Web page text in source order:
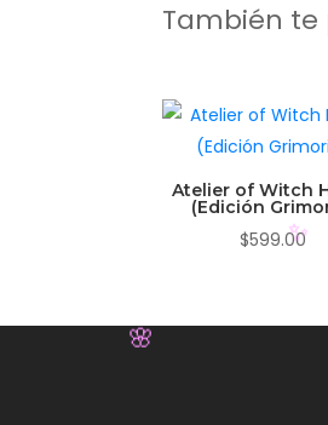
También te
Atelier of Witch
(Edición
$599.00